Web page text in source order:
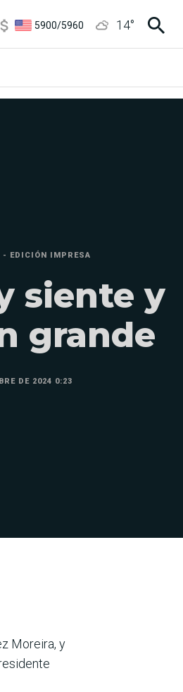
1100/1160
14°
- EDICIÓN IMPRESA
siente y
grande
DE 2024 0:23
Moreira, y